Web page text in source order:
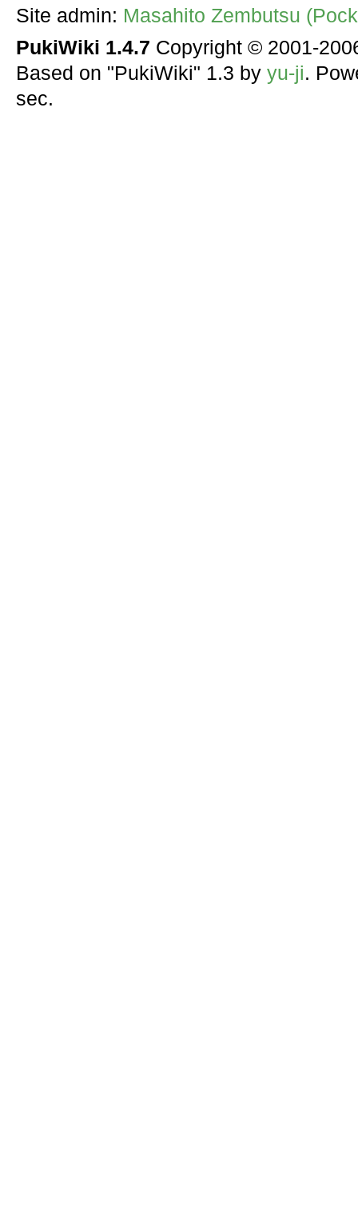
Site admin: Masahito Zembutsu
PukiWiki 1.4.7 Copyright © 2001-
Based on "PukiWiki" 1.3 by yu-ji.
sec.